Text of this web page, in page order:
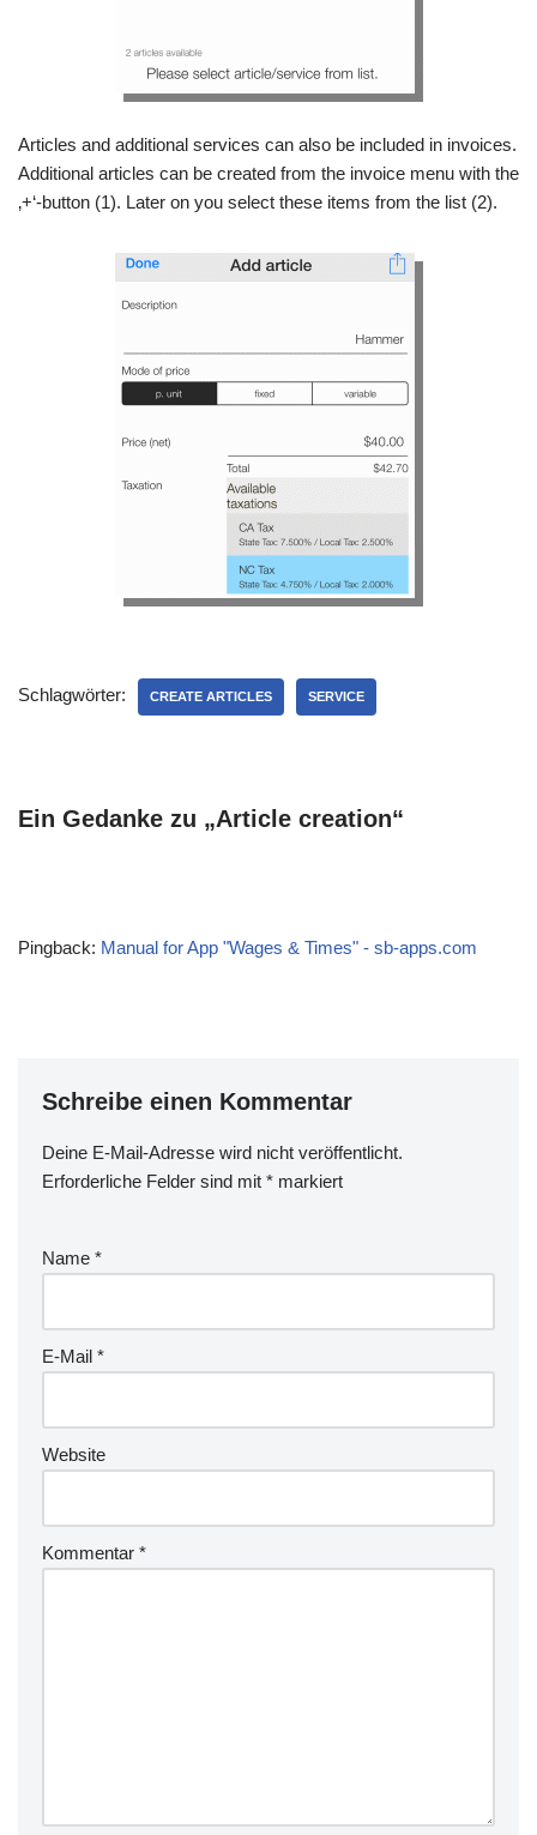
Articles and additional services can also be included in invoices.
Additional articles can be created from the invoice menu with the
‚+‘-button (1). Later on you select these items from the list (2).
Schlagwörter: CREATE ARTICLES SERVICE
Ein Gedanke zu „Article creation“
Pingback: Manual for App "Wages & Times" - sb-apps.com
Schreibe einen Kommentar
Deine E-Mail-Adresse wird nicht veröffentlicht.
Erforderliche Felder sind mit * markiert
Name *
E-Mail *
Website
Kommentar *